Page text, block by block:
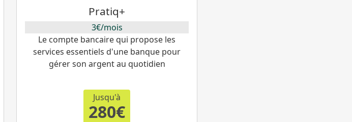
Pratiq+
3€/mois
Le compte bancaire qui propose les
services essentiels d'une banque pour
gérer son argent au quotidien
Jusqu'à
280€